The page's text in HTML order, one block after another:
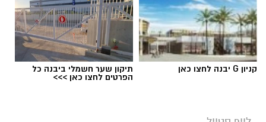
לפרטים נוספים
והרשמה:https://bit.ly/summer26ecoocean
השמיים ולגלות עולם שלם של כוכבים, כוכבי לכת,
ערפיליות וסיפורי חלל.
מטר הפרסאידים, מתרחש כתוצאה ממפגש כדור
הארץ עם השובל של כוכב השביט סוויפט-טאטל,
קניון G יבנה לחצו כאן תיקון שער חשמלי ביבנה כל
הפרטים לחצו כאן >>>